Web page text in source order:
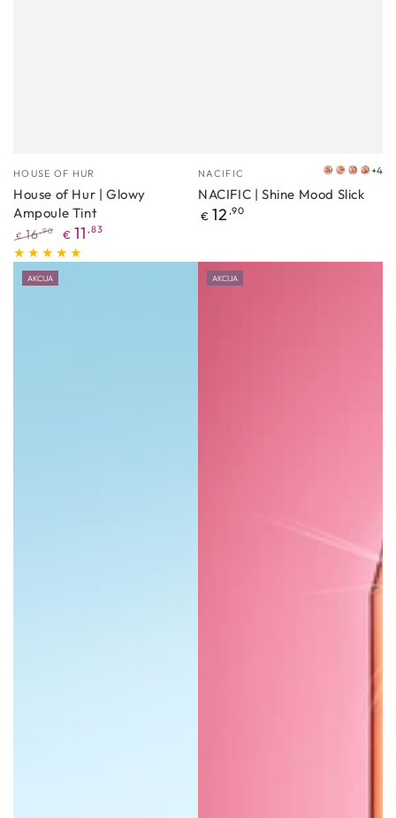
Proizvođać
HOUSE OF HUR
House of Hur | Glowy
Ampoule Tint
Redovna
cijena
€ 16,90
Akcijska
€ 11 ,83
Proizvođać
NACIFIC
#01
Purity
#02
Hemish
#03
Pristine
#04
Blow
+4
NACIFIC | Shine Mood Slick
Redovna
€ 12 ,90
AKCIJA AKCIJA